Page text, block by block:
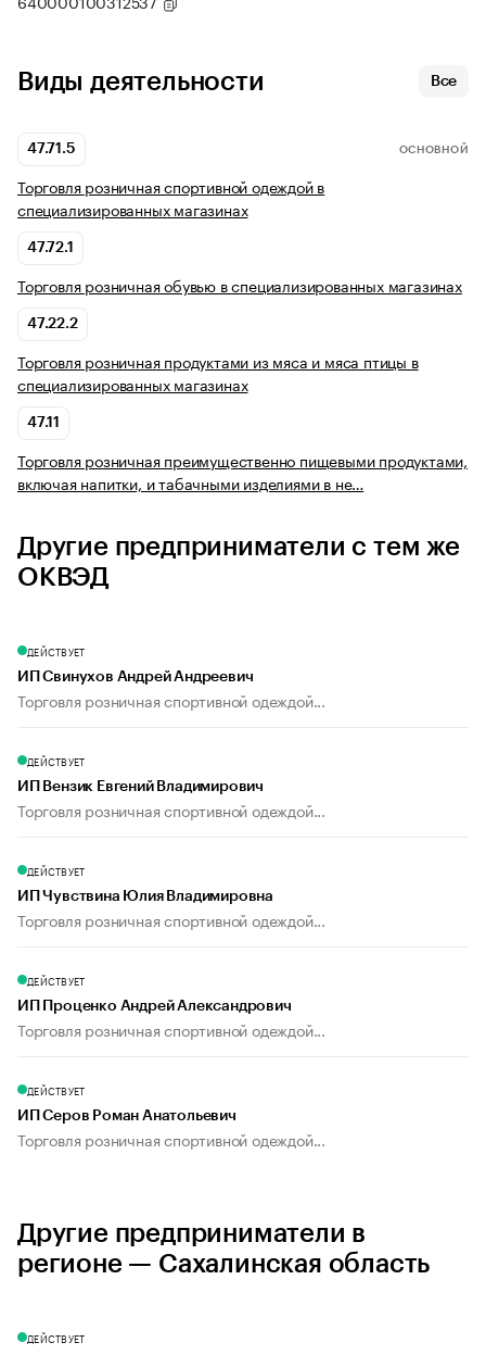
Виды деятельности Все
47.71.5 ОСНОВНОЙ
Торговля розничная спортивной одеждой в
специализированных магазинах
47.72.1
Торговля розничная обувью в специализированных магазинах
47.22.2
Торговля розничная продуктами из мяса и мяса птицы в
специализированных магазинах
47.11
Торговля розничная преимущественно пищевыми продуктами,
включая напитки, и табачными изделиями в не…
Другие предприниматели с тем же
ОКВЭД
ДЕЙСТВУЕТ
ИП Свинухов Андрей Андреевич
Торговля розничная спортивной одеждой...
ДЕЙСТВУЕТ
ИП Вензик Евгений Владимирович
Торговля розничная спортивной одеждой...
ДЕЙСТВУЕТ
ИП Чувствина Юлия Владимировна
Торговля розничная спортивной одеждой...
ДЕЙСТВУЕТ
ИП Проценко Андрей Александрович
Торговля розничная спортивной одеждой...
ДЕЙСТВУЕТ
ИП Серов Роман Анатольевич
Торговля розничная спортивной одеждой...
Другие предприниматели в
регионе — Сахалинская область
ДЕЙСТВУЕТ